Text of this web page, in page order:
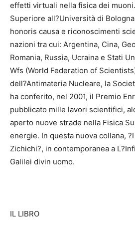
effetti virtuali nella fisica dei
Superiore all?Università di
honoris causa e riconoscimenti
nazioni tra cui: Argentina, Cina,
Romania, Russia, Ucraina e Stati
Wfs (World Federation of
dell?Antimateria Nucleare, la
ha conferito, nel 2001, il Premio
pubblicato mille lavori scientifici,
aperto nuove strade nella Fisica
energie. In questa nuova collana,
Zichichi?, in contemporanea a
Galilei divin uomo.
IL LIBRO